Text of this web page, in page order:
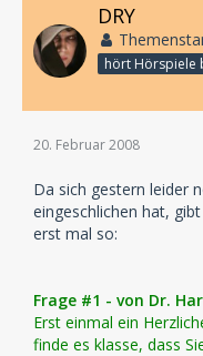
DRY
20. Februar 2008
Da sich gestern leider
eingeschlichen hat,
erst mal so:
Frage #1 - von Dr.
Erst einmal ein
finde es klasse, dass